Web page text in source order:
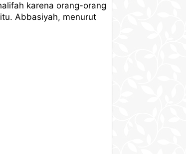
karena orang-orang
Abbasiyah, menurut